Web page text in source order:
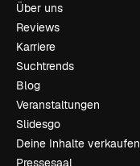
Über uns
Reviews
Karriere
Suchtrends
Blog
Veranstaltungen
Slidesgo
Deine Inhalte verkaufen
Pressesaal